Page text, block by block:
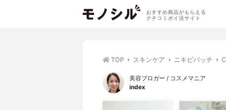
おすすめ商品がもらえる
クチコミポイ活サイト
TOP スキンケア ニキビパッチ
美容ブロガー / コスメマニア
index